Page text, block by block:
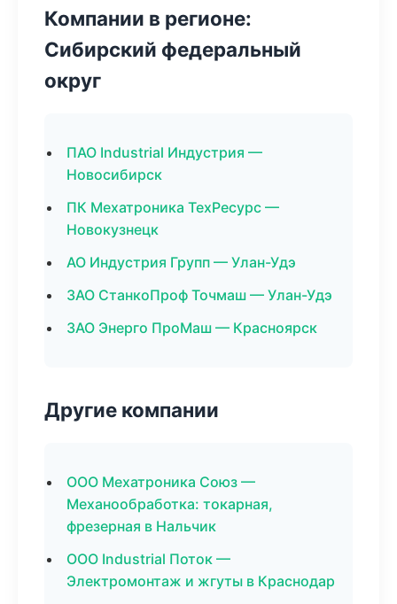
Компании в регионе:
Сибирский федеральный
округ
ПАО Industrial Индустрия —
Новосибирск
ПК Мехатроника ТехРесурс —
Новокузнецк
АО Индустрия Групп — Улан-Удэ
ЗАО СтанкоПроф Точмаш — Улан-Удэ
ЗАО Энерго ПроМаш — Красноярск
Другие компании
ООО Мехатроника Союз —
Механообработка: токарная,
фрезерная в Нальчик
ООО Industrial Поток —
Электромонтаж и жгуты в Краснодар